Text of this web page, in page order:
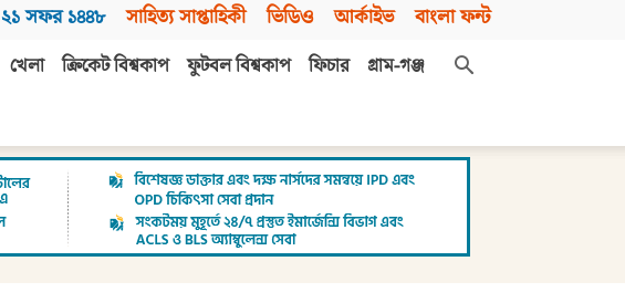
২১ সফর ১৪৪৮ সাহিত্য সাপ্তাহিকী ভিডিও আর্কাইভ বাংলা ফন্ট
খেলা ক্রিকেট বিশ্বকাপ ফুটবল বিশ্বকাপ ফিচার
গ্রাম-গঞ্জ